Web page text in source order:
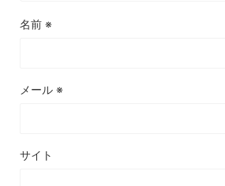
名前 ※
メール ※
サイト